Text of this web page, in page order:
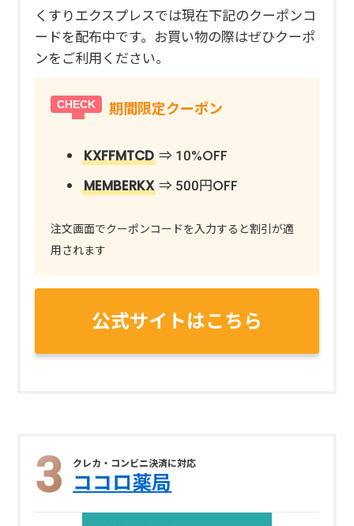
くすりエクスプレスでは現在下記のクーポンコ
ードを配布中です。お買い物の際はぜひクーポ
ンをご利用ください。
期間限定クーポン
KXFFMTCD ⇒ 10%OFF
MEMBERKX ⇒ 500円OFF
注文画面でクーポンコードを入力すると割引が適
用されます
公式サイトはこちら
クレカ・コンビニ決済に対応
ココロ薬局